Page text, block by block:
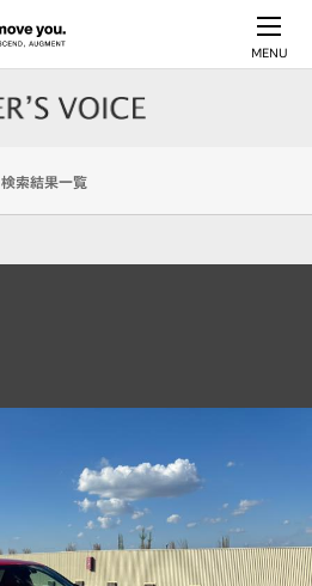
MENU
検索結果一覧